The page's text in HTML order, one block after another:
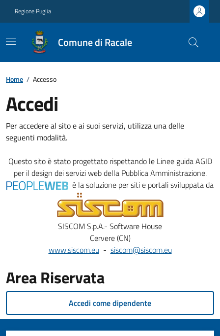
Regione Puglia
Comune di Racale
Home / Accesso
Accedi
Per accedere al sito e ai suoi servizi, utilizza una delle
seguenti modalità.
Questo sito è stato progettato rispettando le Linee guida AGID
per il design dei servizi web della Pubblica Amministrazione.
è la soluzione per siti e portali sviluppata da
SISCOM S.p.A.- Software House
Cervere (CN)
www.siscom.eu- siscom@siscom.eu
Area Riservata
Accedi come dipendente